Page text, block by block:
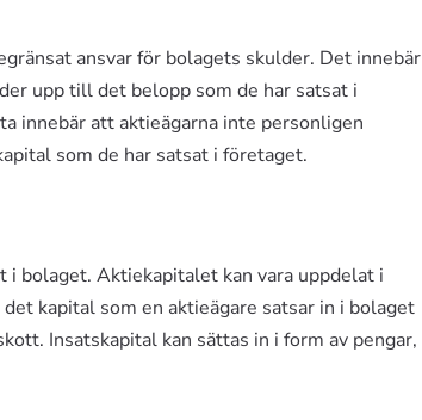
ansvar för bolagets skulder. Det innebär
upp till det belopp som de har satsat i
innebär att aktieägarna inte personligen
som de har satsat i företaget.
bolaget. Aktiekapitalet kan vara uppdelat i
kapital som en aktieägare satsar in i bolaget
Insatskapital kan sättas in i form av pengar,